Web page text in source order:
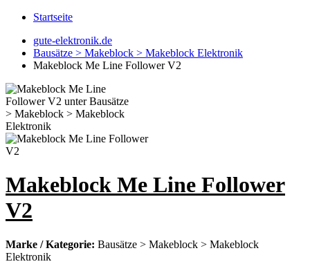
Startseite
gute-elektronik.de
Bausätze > Makeblock > Makeblock Elektronik
Makeblock Me Line Follower V2
Makeblock Me Line Follower
V2
Marke / Kategorie: Bausätze > Makeblock > Makeblock
Elektronik